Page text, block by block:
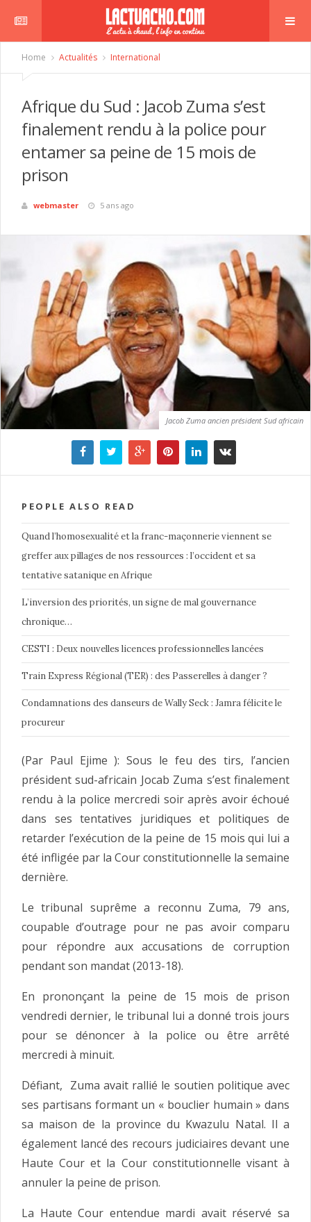
Home Actualités International
Afrique du Sud : Jacob Zuma s’est
finalement rendu à la police pour
entamer sa peine de 15 mois de
prison
webmaster 5 ans ago
Jacob Zuma ancien président Sud africain
PEOPLE ALSO READ
Quand l’homosexualité et la franc-maçonnerie viennent se
greffer aux pillages de nos ressources : l’occident et sa
tentative satanique en Afrique
L’inversion des priorités, un signe de mal gouvernance
chronique…
CESTI : Deux nouvelles licences professionnelles lancées
Train Express Régional (TER) : des Passerelles à danger ?
Condamnations des danseurs de Wally Seck : Jamra félicite le
procureur
(Par Paul Ejime ): Sous le feu des tirs, l’ancien
président sud-africain Jocab Zuma s’est finalement
rendu à la police mercredi soir après avoir échoué
dans ses tentatives juridiques et politiques de
retarder l’exécution de la peine de 15 mois qui lui a
été infligée par la Cour constitutionnelle la semaine
dernière.
Le tribunal suprême a reconnu Zuma, 79 ans,
coupable d’outrage pour ne pas avoir comparu
pour répondre aux accusations de corruption
pendant son mandat (2013-18).
En prononçant la peine de 15 mois de prison
vendredi dernier, le tribunal lui a donné trois jours
pour se dénoncer à la police ou être arrêté
mercredi à minuit.
Défiant, Zuma avait rallié le soutien politique avec
ses partisans formant un « bouclier humain » dans
sa maison de la province du Kwazulu Natal. Il a
également lancé des recours judiciaires devant une
Haute Cour et la Cour constitutionnelle visant à
annuler la peine de prison.
La Haute Cour entendue mardi avait réservé sa